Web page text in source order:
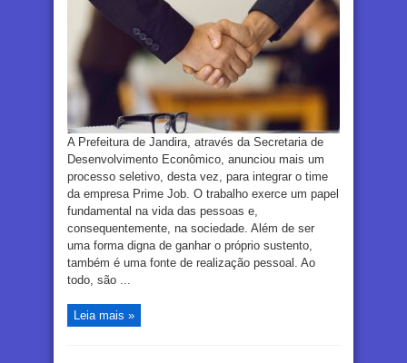
A Prefeitura de Jandira, através da Secretaria de
Desenvolvimento Econômico, anunciou mais um
processo seletivo, desta vez, para integrar o time
da empresa Prime Job. O trabalho exerce um papel
fundamental na vida das pessoas e,
consequentemente, na sociedade. Além de ser
uma forma digna de ganhar o próprio sustento,
também é uma fonte de realização pessoal. Ao
todo, são ...
Leia mais »